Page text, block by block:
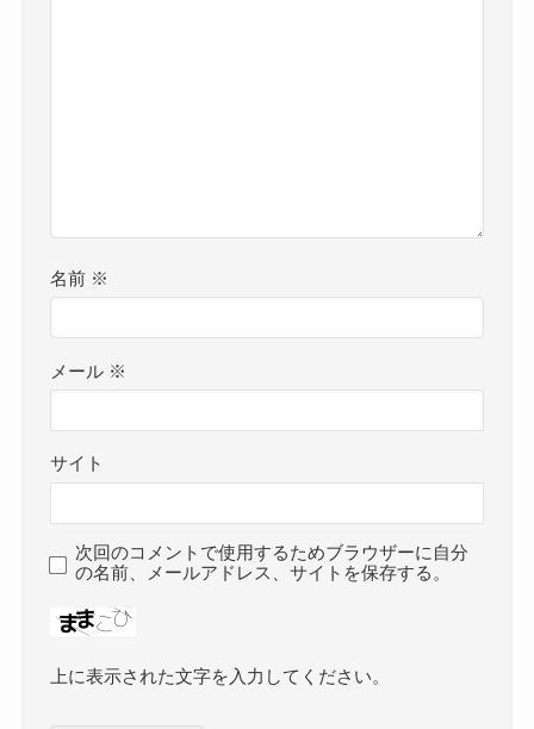
名前 ※
メール ※
サイト
次回のコメントで使用するためブラウザーに自分
の名前、メールアドレス、サイトを保存する。
上に表示された文字を入力してください。